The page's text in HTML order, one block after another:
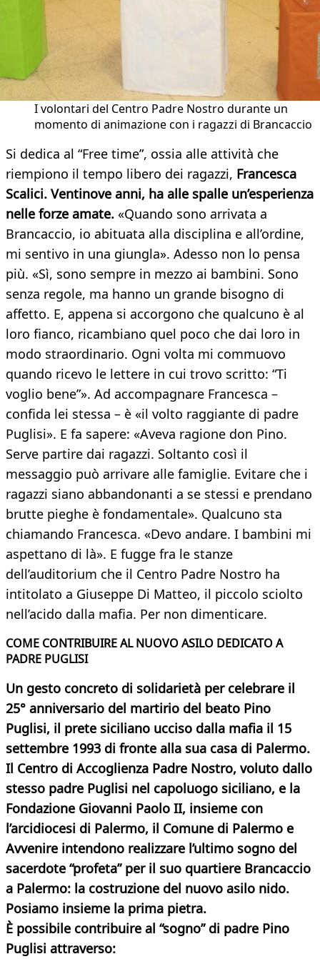
I volontari del Centro Padre Nostro durante un
momento di animazione con i ragazzi di Brancaccio
Si dedica al “Free time”, ossia alle attività che
riempiono il tempo libero dei ragazzi, Francesca
Scalici. Ventinove anni, ha alle spalle un’esperienza
nelle forze amate. «Quando sono arrivata a
Brancaccio, io abituata alla disciplina e all’ordine,
mi sentivo in una giungla». Adesso non lo pensa
più. «Sì, sono sempre in mezzo ai bambini. Sono
senza regole, ma hanno un grande bisogno di
affetto. E, appena si accorgono che qualcuno è al
loro fianco, ricambiano quel poco che dai loro in
modo straordinario. Ogni volta mi commuovo
quando ricevo le lettere in cui trovo scritto: “Ti
voglio bene”». Ad accompagnare Francesca –
confida lei stessa – è «il volto raggiante di padre
Puglisi». E fa sapere: «Aveva ragione don Pino.
Serve partire dai ragazzi. Soltanto così il
messaggio può arrivare alle famiglie. Evitare che i
ragazzi siano abbandonanti a se stessi e prendano
brutte pieghe è fondamentale». Qualcuno sta
chiamando Francesca. «Devo andare. I bambini mi
aspettano di là». E fugge fra le stanze
dell’auditorium che il Centro Padre Nostro ha
intitolato a Giuseppe Di Matteo, il piccolo sciolto
nell’acido dalla mafia. Per non dimenticare.
COME CONTRIBUIRE AL NUOVO ASILO DEDICATO A
PADRE PUGLISI
Un gesto concreto di solidarietà per celebrare il
25° anniversario del martirio del beato Pino
Puglisi, il prete siciliano ucciso dalla mafia il 15
settembre 1993 di fronte alla sua casa di Palermo.
Il Centro di Accoglienza Padre Nostro, voluto dallo
stesso padre Puglisi nel capoluogo siciliano, e la
Fondazione Giovanni Paolo II, insieme con
l’arcidiocesi di Palermo, il Comune di Palermo e
Avvenire intendono realizzare l’ultimo sogno del
sacerdote “profeta” per il suo quartiere Brancaccio
a Palermo: la costruzione del nuovo asilo nido.
Posiamo insieme la prima pietra.
È possibile contribuire al “sogno” di padre Pino
Puglisi attraverso: